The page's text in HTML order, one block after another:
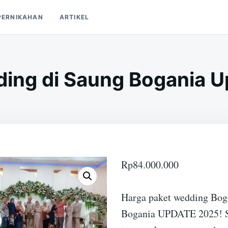
ARTIKEL
di Saung Bogania
Rp84.000.000
Harga paket wedding
Bogania UPDATE 2025!